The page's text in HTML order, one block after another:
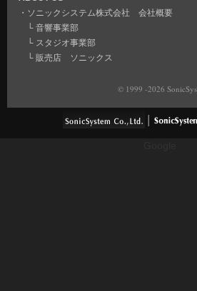
・ ソニックシステム株式会社 会社概要
└ 音響事業部
└ スタジオ事業部
└ 販売店 ソニックス
© 1999 -2026